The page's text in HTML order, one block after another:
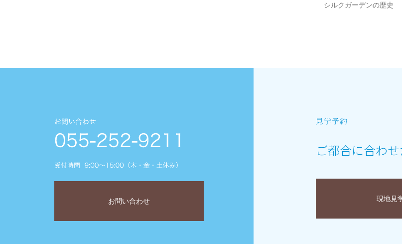
シルクガーデンの歴史
お問い合わせ
ご都合に合わ
現地見